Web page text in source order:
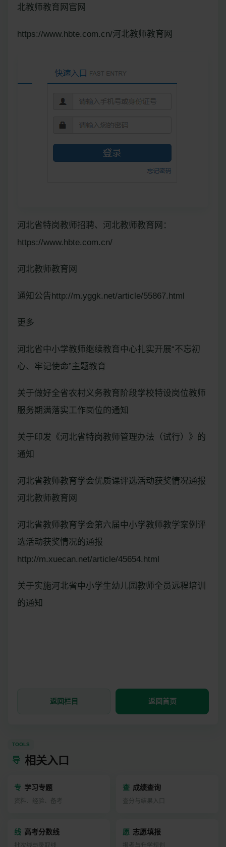
北教师教育网官网
https://www.hbte.com.cn/河北教师教育网
河北省特岗教师招聘、河北教师教育网：
https://www.hbte.com.cn/
河北教师教育网
通知公告http://m.yggk.net/article/55867.html
更多
河北省中小学教师继续教育中心扎实开展“不忘初
心、牢记使命”主题教育
关于做好全省农村义务教育阶段学校特设岗位教师
服务期满落实工作岗位的通知
关于印发《河北省特岗教师管理办法（试行）》的
通知
河北省教师教育学会优质课评选活动获奖情况通报
河北教师教育网
河北省教师教育学会第六届中小学教师教学案例评
选活动获奖情况的通报
http://m.xuecan.net/article/45654.html
关于实施河北省中小学生幼儿园教师全员远程培训
的通知
返回栏目 返回首页
TOOLS
导 相关入口
专 学习专题
资料、经验、备考
查 成绩查询
查分与结果入口
线 高考分数线 愿 志愿填报